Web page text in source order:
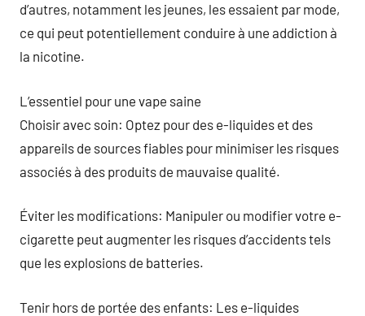
d’autres, notamment les jeunes, les essaient par mode,
ce qui peut potentiellement conduire à une addiction à
la nicotine.
L’essentiel pour une vape saine
Choisir avec soin: Optez pour des e-liquides et des
appareils de sources fiables pour minimiser les risques
associés à des produits de mauvaise qualité.
Éviter les modifications: Manipuler ou modifier votre e-
cigarette peut augmenter les risques d’accidents tels
que les explosions de batteries.
Tenir hors de portée des enfants: Les e-liquides